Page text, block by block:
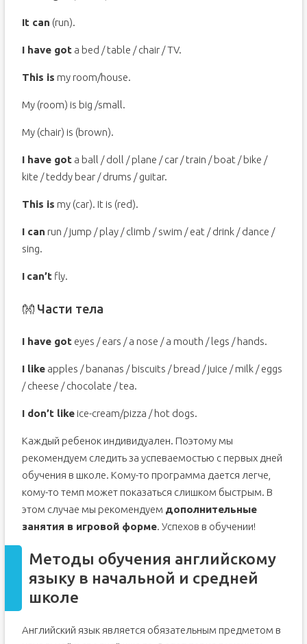
It can (run).
I have got a bed / table / chair / TV.
This is my room/house.
My (room) is big /small.
My (chair) is (brown).
I have got a ball / doll / plane / car / train / boat / bike /
kite / teddy bear / drums / guitar.
This is my (car). It is (red).
I can run / jump / play / climb / swim / eat / drink / dance /
sing.
I can’t fly.
👐 Части тела
I have got eyes / ears / a nose / a mouth / legs / hands.
I likeapples / bananas / biscuits / bread / juice / milk / eggs
/ cheese / chocolate / tea.
I don’t likeice-cream/pizza / hot dogs.
Каждый ребенок индивидуален. Поэтому мы
рекомендуем следить за успеваемостью с первых дней
обучения в школе. Кому-то программа дается легче,
кому-то темп может показаться слишком быстрым. В
этом случае мы рекомендуем дополнительные
занятия в игровой форме. Успехов в обучении!
Методы обучения английскому
языку в начальной и средней
школе
Английский язык является обязательным предметом в